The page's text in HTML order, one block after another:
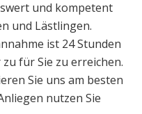
und kompetent
und Lästlingen.
uns am besten
nutzen Sie